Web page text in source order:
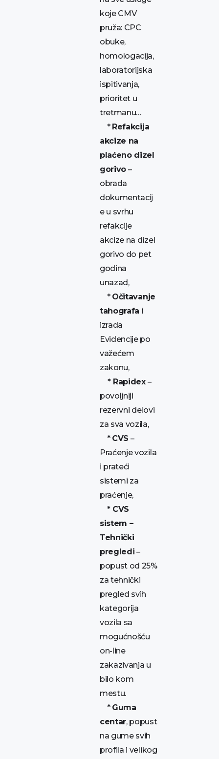
koje CMV
pruža: CPC
obuke,
homologacija,
laboratorijska
ispitivanja,
prioritet u
tretmanu…
* Refakcija
akcize na
plaćeno dizel
gorivo –
obrada
dokumentacij
e u svrhu
refakcije
akcize na dizel
gorivo do pet
godina
unazad,
* Očitavanje
tahografa i
izrada
Evidencije po
važećem
zakonu,
* Rapidex–
povoljniji
rezervni delovi
za sva vozila,
* CVS –
Praćenje vozila
i prateći
sistemi za
praćenje,
* CVS
sistem –
Tehnički
pregledi –
popust od 25%
za tehnički
pregled svih
kategorija
vozila sa
mogućnošću
on-line
zakazivanja u
bilo kom
mestu.
* Guma
centar, popust
na gume svih
profila i velikog